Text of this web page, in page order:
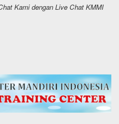
Kami dengan Live Chat KMMI